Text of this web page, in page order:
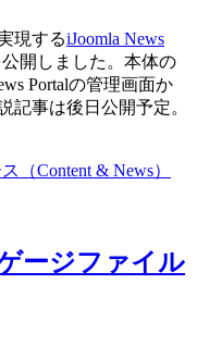
現するiJoomla News
開しました。本体の
Portalの管理画面か
記事は後日公開予定。
（Content & News）
ージファイル